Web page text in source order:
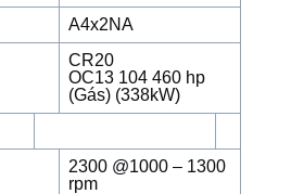
A4x2NA
CR20
OC13 104 460 hp
(Gás) (338kW)
2300 @1000 – 1300
rpm